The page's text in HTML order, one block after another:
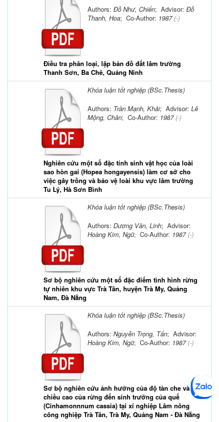
Điều tra phân loại, lập bản đồ đất lâm trường
Thanh Sơn, Ba Chẽ, Quảng Ninh
Authors: Đỗ Như, Chiến; Advisor: Đỗ
Thanh, Hoa; Co-Author: 1987(-)
Khóa luận tốt nghiệp (BSc.Thesis)
Nghiên cứu một số đặc tính sinh vật học của loài
sao hòn gai (Hopea hongayensis) làm cơ sở cho
việc gây trồng và bảo vệ loài khu vực lâm trường
Tu Lý, Hà Sơn Bình
Authors: Trần Mạnh, Khải; Advisor: Lê
Mộng, Chân; Co-Author: 1987(-)
Khóa luận tốt nghiệp (BSc.Thesis)
Sơ bộ nghiên cứu một số đặc điểm tình hình rừng
tự nhiên khu vực Trà Tân, huyện Trà My, Quảng
Nam, Đà Nẵng
Authors: Dương Văn, Linh; Advisor:
Hoàng Kim, Ngũ; Co-Author: 1987(-)
Khóa luận tốt nghiệp (BSc.Thesis)
Sơ bộ nghiên cứu ảnh hưởng của độ tàn che và
chiều cao của rừng đến sinh trưởng của quế
(Cinhamonnnum cassia) tại xí nghiệp Lâm nông
công nghiệp Trà Tân, Trà My, Quảng Nam - Đà Nẵng
Authors: Nguyễn Trọng, Tấn; Advisor:
Hoàng Kim, Ngũ; Co-Author: 1987(-)